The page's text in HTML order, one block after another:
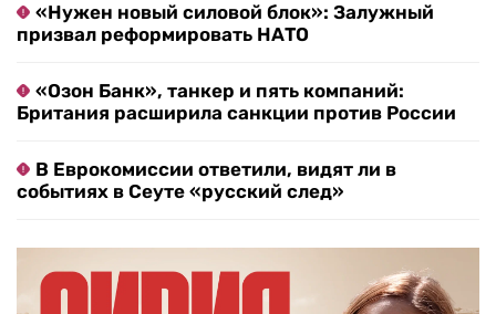
«Нужен новый силовой блок»: Залужный
призвал реформировать НАТО
«Озон Банк», танкер и пять компаний:
Британия расширила санкции против России
В Еврокомиссии ответили, видят ли в
событиях в Сеуте «русский след»